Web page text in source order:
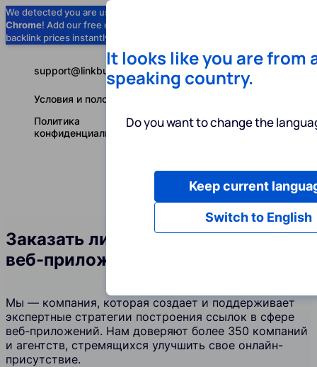
We detected you are using
Chrome! Add our free extension to check
backlink prices instantly as you browse.
Услуги
Русский
support@linkbuilder.com
Условия и положения
Политика
конфиденциальности
Заказать линкбилдинг в сфере
веб-приложений
Мы — компания, которая создает и поддерживает
экспертные стратегии построения ссылок в сфере
веб-приложений. Нам доверяют более 350 компаний
и агентств, стремящихся улучшить свое онлайн-
присутствие.
It looks like you are from
speaking country.
Do you want to change the
Switch to English
Keep current